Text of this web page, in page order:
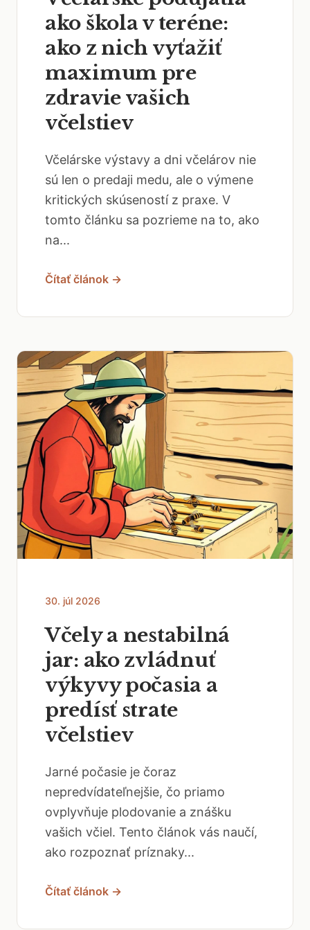
ako škola v teréne:
ako z nich vyťažiť
maximum pre
zdravie vašich
včelstiev
Včelárske výstavy a dni včelárov nie
sú len o predaji medu, ale o výmene
kritických skúseností z praxe. V
tomto článku sa pozrieme na to, ako
na...
Čítať článok →
30. júl 2026
Včely a nestabilná
jar: ako zvládnuť
výkyvy počasia a
predísť strate
včelstiev
Jarné počasie je čoraz
nepredvídateľnejšie, čo priamo
ovplyvňuje plodovanie a znášku
vašich včiel. Tento článok vás naučí,
ako rozpoznať príznaky...
Čítať článok →